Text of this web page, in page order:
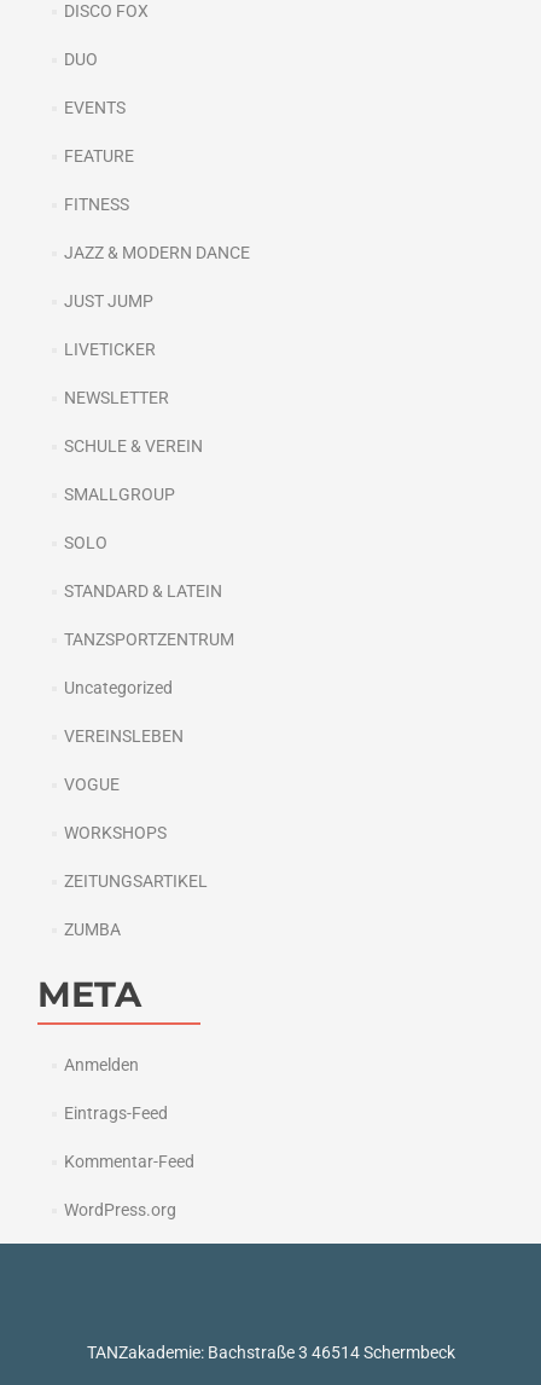
DISCO FOX
DUO
EVENTS
FEATURE
FITNESS
JAZZ & MODERN DANCE
JUST JUMP
LIVETICKER
NEWSLETTER
SCHULE & VEREIN
SMALLGROUP
SOLO
STANDARD & LATEIN
TANZSPORTZENTRUM
Uncategorized
VEREINSLEBEN
VOGUE
WORKSHOPS
ZEITUNGSARTIKEL
ZUMBA
META
Anmelden
Eintrags-Feed
Kommentar-Feed
WordPress.org
TANZakademie: Bachstraße 3 46514 Schermbeck